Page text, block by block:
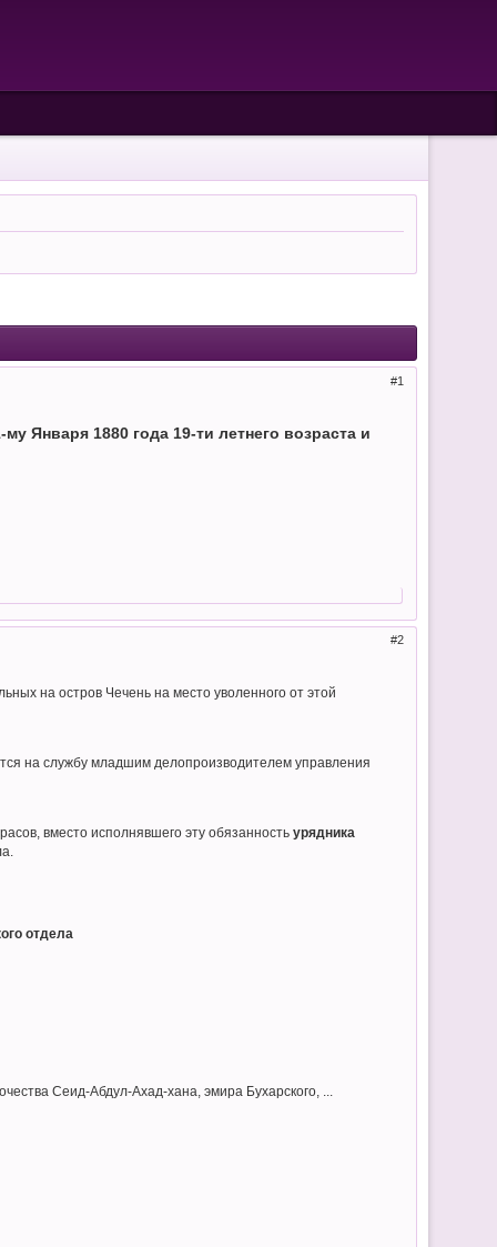
1
Января 1880 года 19-ти летнего возраста и
2
на остров Чечень на место уволенного от этой
на службу младшим делопроизводителем управления
вместо исполнявшего эту обязанностьурядника
отдела
Сеид-Абдул-Ахад-хана, эмира Бухарского, ...